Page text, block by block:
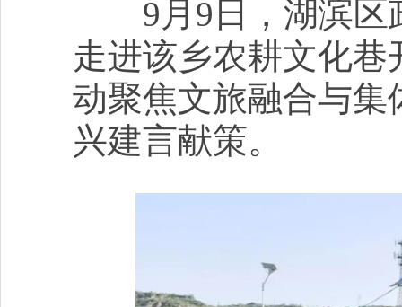
9月9日，湖滨区
走进该乡农耕文化
动聚焦文旅融合与集
兴建言献策。